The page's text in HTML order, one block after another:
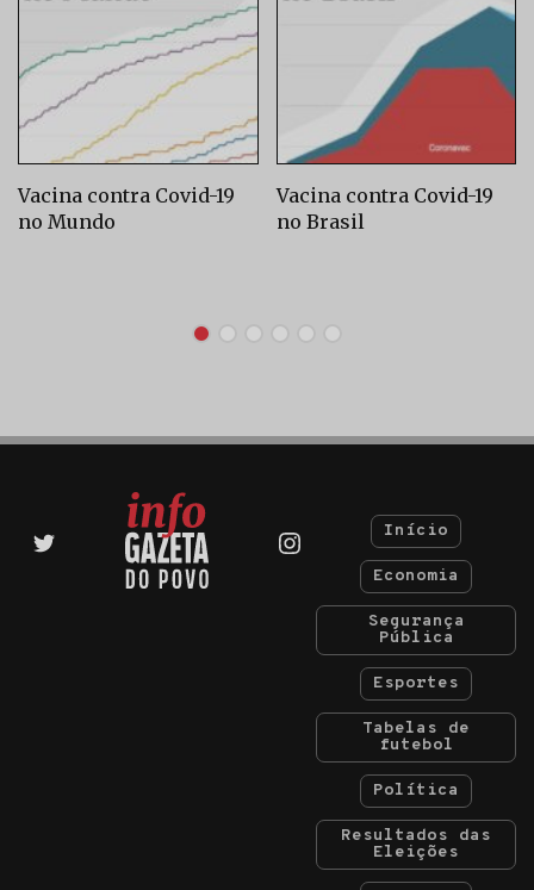
Vacina contra Covid-19
no Mundo
Vacina contra Covid-19
no Brasil
Início
Economia
Segurança
Pública
Esportes
Tabelas de
futebol
Política
Resultados das
Eleições